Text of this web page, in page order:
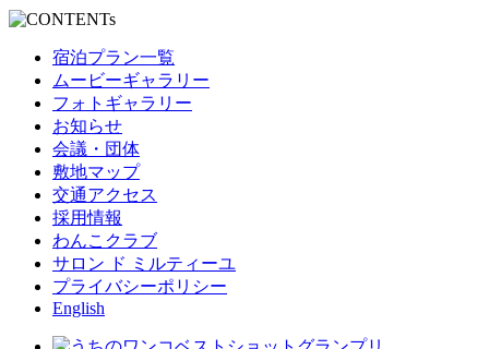
宿泊プラン一覧
ムービーギャラリー
フォトギャラリー
お知らせ
会議・団体
敷地マップ
交通アクセス
採用情報
わんこクラブ
サロン ド ミルティーユ
プライバシーポリシー
English